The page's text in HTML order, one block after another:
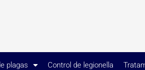
plagas Control de legionella